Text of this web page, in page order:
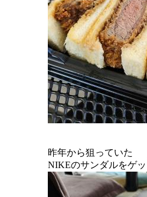
昨年から狙っていた
NIKEのサンダルをゲ